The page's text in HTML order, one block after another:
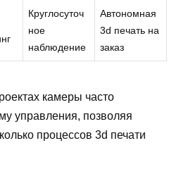
Круглосуточ
ное
наблюдение
Автономная
3d печать на
заказ
камеры часто
управления, позволяя
процессов 3d печати